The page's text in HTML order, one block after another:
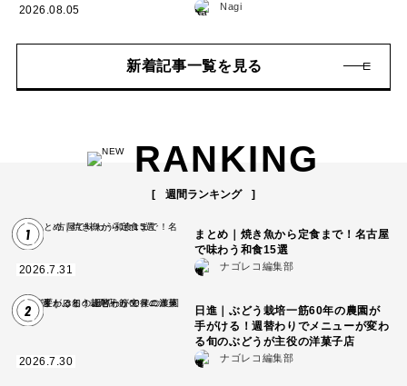
2026.08.05 Nagi
新着記事一覧を見る
RANKING
週間ランキング
1
2026.7.31
まとめ｜焼き魚から定食まで！名古屋
で味わう和食15選
ナゴレコ編集部
2
2026.7.30
日進｜ぶどう栽培一筋60年の農園が
手がける！週替わりでメニューが変わ
る旬のぶどうが主役の洋菓子店
ナゴレコ編集部